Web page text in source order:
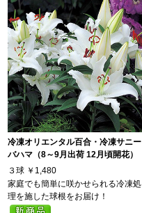
冷凍オリエンタル百合・冷凍サニー
バハマ（8～9月出荷 12月頃開花）
３球 ￥1,480
家庭でも簡単に咲かせられる冷凍処
理を施した球根をお届け！